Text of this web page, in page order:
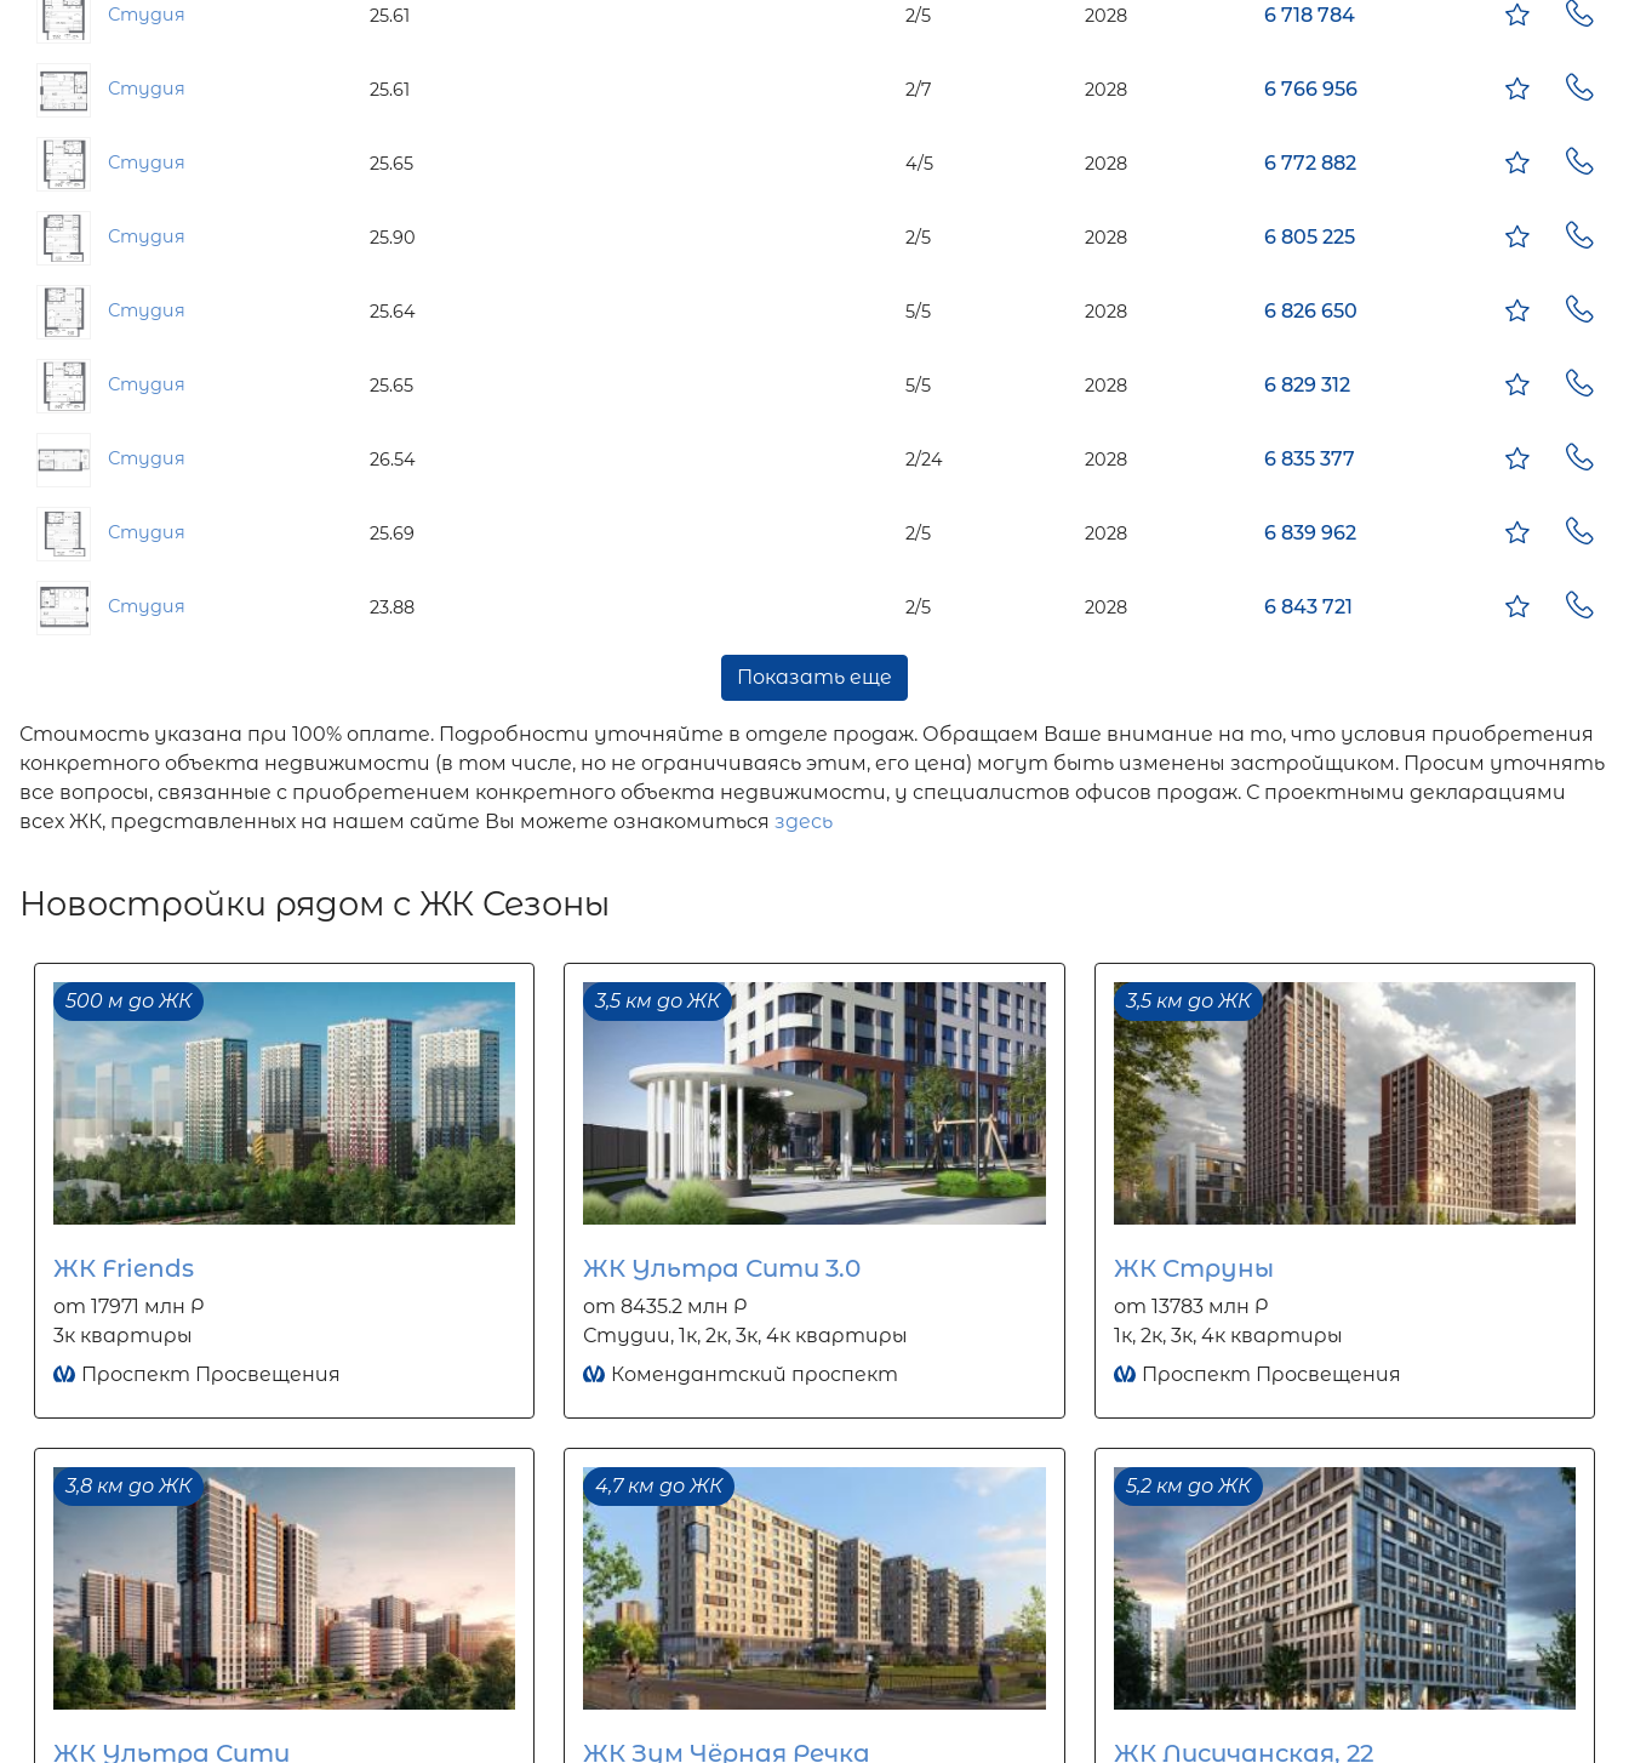
Студия 25.61 2/5 2028 6 718 784
Студия 25.61 2/7 2028 6 766 956
Студия 25.65 4/5 2028 6 772 882
Студия 25.90 2/5 2028 6 805 225
Студия 25.64 5/5 2028 6 826 650
Студия 25.65 5/5 2028 6 829 312
Студия 26.54 2/24 2028 6 835 377
Студия 25.69 2/5 2028 6 839 962
Студия 23.88 2/5 2028 6 843 721
Показать еще
Стоимость указана при 100% оплате. Подробности уточняйте в отделе продаж. Обращаем Ваше внимание на то, что условия приобретения
конкретного объекта недвижимости (в том числе, но не ограничиваясь этим, его цена) могут быть изменены застройщиком. Просим уточнять
все вопросы, связанные с приобретением конкретного объекта недвижимости, у специалистов офисов продаж. С проектными декларациями
всех ЖК, представленных на нашем сайте Вы можете ознакомиться здесь
Новостройки рядом с ЖК Сезоны
500 м до ЖК
ЖК Friends
от 17971 млн Р
3к квартиры
Проспект Просвещения
3,5 км до ЖК
ЖК Ультра Сити 3.0
от 8435.2 млн Р
Студии, 1к, 2к, 3к, 4к квартиры
Комендантский проспект
3,5 км до ЖК
ЖК Струны
от 13783 млн Р
1к, 2к, 3к, 4к квартиры
Проспект Просвещения
3,8 км до ЖК
ЖК Ультра Сити
4,7 км до ЖК
ЖК Зум Чёрная Речка
5,2 км до ЖК
ЖК Лисичанская, 22